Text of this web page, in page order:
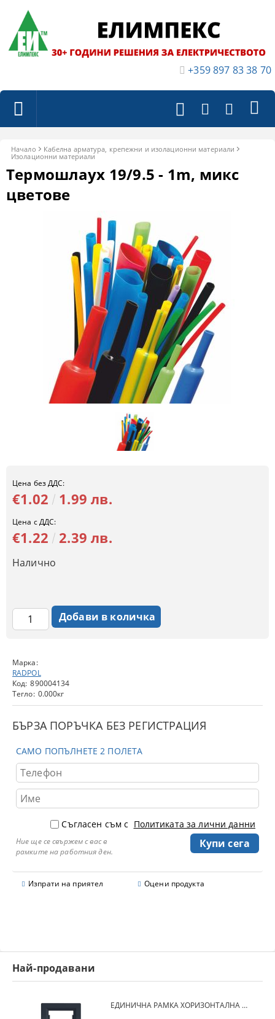
+359 897 83 38 70
Начало
Кабелна арматура, крепежни и изолационни материали
Изолационни материали
Термошлаух 19/9.5 - 1m, микс
цветове
Марка:
RADPOL
Код: 890004134
Тегло: 0.000кг
БЪРЗА ПОРЪЧКА БЕЗ РЕГИСТРАЦИЯ
САМО ПОПЪЛНЕТЕ 2 ПОЛЕТА
Съгласен съм с Политиката за лични данни
Ние ще се свържем с вас в
рамките на работния ден.
Изпрати на приятел Оцени продукта
Цена без ДДС:
€1.02 1.99 лв.
Цена с ДДС:
€1.22 2.39 лв.
Налично
Най-продавани
ЕДИНИЧНА РАМКА ХОРИЗОНТАЛНА SCHNEIDER ASFORA EPH5800171 - АНТРАЦИТ